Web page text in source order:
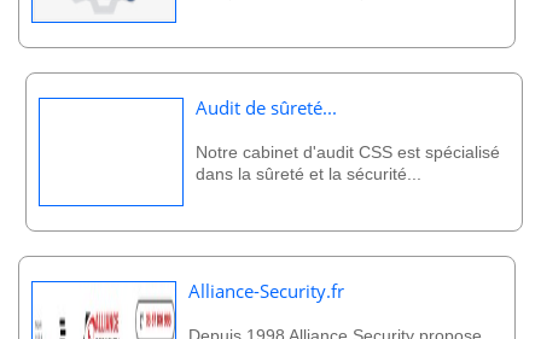
Audit de sûreté...
Notre cabinet d'audit CSS est spécialisé
dans la sûreté et la sécurité...
Alliance-Security.fr